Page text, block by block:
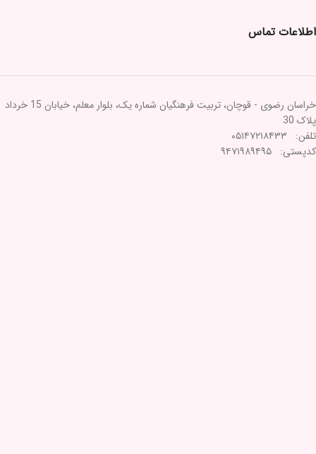
اطلاعات تماس
خراسان رضوی - قوچان، تربیت فرهنگیان شماره یک، بلوار معلم، خیابان 15 خرداد
پلاک 30
تلفن: ۰۵۱۴۷۲۱۸۴۳۳
کدپستی: ۹۴۷۱۹۸۹۴۹۵